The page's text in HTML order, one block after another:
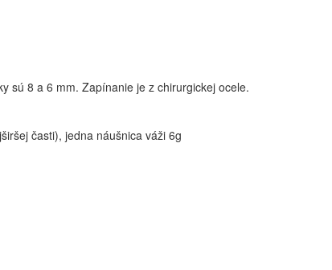
sú 8 a 6 mm. Zapínanie je z chirurgickej ocele.
časti), jedna náušnica váži 6g